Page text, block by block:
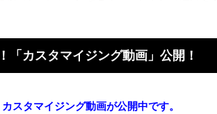
「カスタマイジング動画」公開！
スタマイジング動画が公開中です。